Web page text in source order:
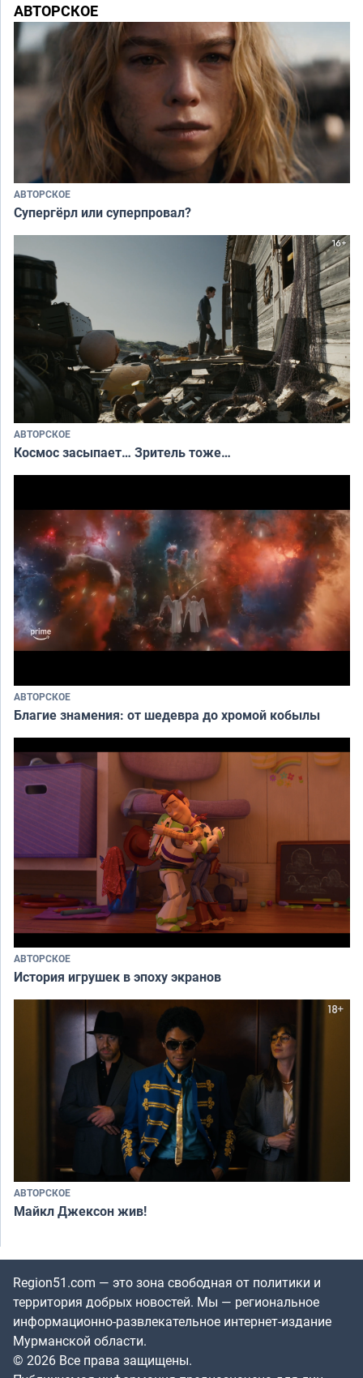
АВТОРСКОЕ
АВТОРСКОЕ
Супергёрл или суперпровал?
АВТОРСКОЕ
Космос засыпает… Зритель тоже…
АВТОРСКОЕ
Благие знамения: от шедевра до хромой кобылы
АВТОРСКОЕ
История игрушек в эпоху экранов
АВТОРСКОЕ
Майкл Джексон жив!
Region51.com — это зона свободная от политики и
территория добрых новостей. Мы — региональное
информационно-развлекательное интернет-издание
Мурманской области.
© 2026 Все права защищены.